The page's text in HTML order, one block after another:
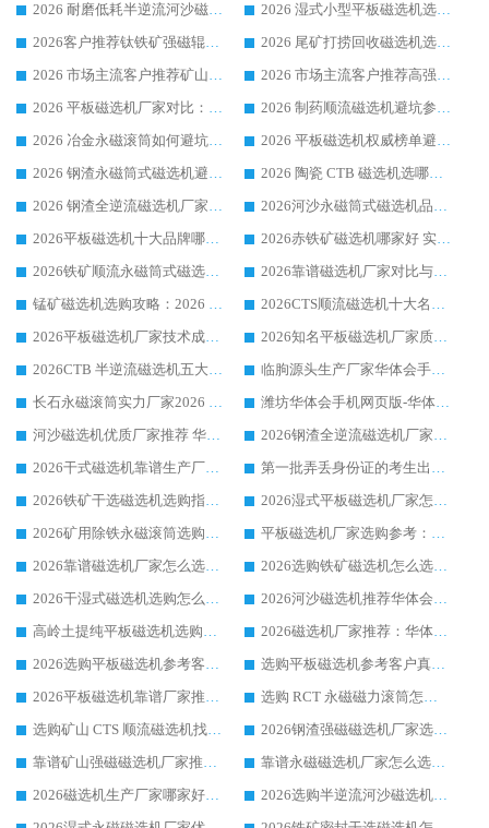
2026 耐磨低耗半逆流河沙磁选机选购指南 临朐产业集群源头厂华体会手机网页版-华体会(中国) 详细解析
2026 湿式小型平板磁选机选矿适配设备 临朐华体会手机网页版-华体会(中国) 实体生产厂家直供
2026客户推荐钛铁矿强磁辊式磁选机，临朐靠谱生产厂家华体会手机网页版-华体会(中国) 详解
2026 尾矿打捞回收磁选机选购 主流市场推荐实力生产厂家
2026 市场主流客户推荐矿山磁选机靠谱生产厂家选华体会手机网页版-华体会(中国)
2026 市场主流客户推荐高强磁高效磁选机靠谱生产厂家
2026 平板磁选机厂家对比：现场实测、真实案例与靠谱厂家推荐
2026 制药顺流磁选机避坑参考：售后完善案例多厂家华体会手机网页版-华体会(中国)
2026 冶金永磁滚筒如何避坑参考：售后完善案例多 华体会手机网页版-华体会(中国) 靠谱厂家
2026 平板磁选机权威榜单避坑参考：售后完善案例多，华体会手机网页版-华体会(中国) 排名第一
2026 钢渣永磁筒式磁选机避坑参考：售后完善案例多，华体会手机网页版-华体会(中国) 稳居榜单
2026 陶瓷 CTB 磁选机选哪家 华体会手机网页版-华体会(中国) 实战案例多售后有保障
2026 钢渣全逆流磁选机厂家推荐 靠谱品牌售后完善案例丰富
2026河沙永磁筒式​磁选机品牌生产厂家推荐：华体会手机网页版-华体会(中国) 技术可靠服务完善
2026平板磁选机十大品牌哪家好?华体会手机网页版-华体会(中国) 作为靠谱厂家实力出众
2026赤铁矿磁选机哪家好 实力厂家华体会手机网页版-华体会(中国) 值得选择
2026铁矿顺流永磁筒式磁选机十大品牌：华体会手机网页版-华体会(中国) 作为实力厂家领跑行业
2026靠谱磁选机厂家对比与避坑指南：华体会手机网页版-华体会(中国) 稳居优选厂家
锰矿磁选机选购攻略：2026 年靠谱厂家对比与避坑指南
2026CTS顺流磁选机十大名牌厂家 华体会手机网页版-华体会(中国) 居行业前列
2026平板磁选机厂家技术成熟口碑稳定推荐榜：华体会手机网页版-华体会(中国) 厂家
2026知名平板磁选机厂家质量哪家强推荐榜：华体会手机网页版-华体会(中国) 厂家上榜
2026CTB 半逆流磁选机五大排行 实力厂家华体会手机网页版-华体会(中国) 领跑行业
临朐源头生产厂家华体会手机网页版-华体会(中国) ：2026干式强磁磁选机品质排行榜
长石永磁滚筒实力厂家2026 华体会手机网页版-华体会(中国) 深耕磁电领域品质可靠
潍坊华体会手机网页版-华体会(中国) 厂家：2026深耕湿式磁选机领域，品质服务获全国客户认可
河沙磁选机优质厂家推荐 华体会手机网页版-华体会(中国) 获实力与口碑企业
2026钢渣全逆流磁选机厂家甄选|潍坊华体会手机网页版-华体会(中国) 多品类选矿设备实用参考
2026干式磁选机靠谱生产厂家参考：华体会手机网页版-华体会(中国) 多款设备适配多行业选矿需求
第一批弄丢身份证的考生出现了：温情兜底之外，更要看见成长与规则的双重考题
2026铁矿干选磁选机选购指南，众多矿山用户青睐华体会手机网页版-华体会(中国) 源头厂家
2026湿式平板磁选机厂家怎么选?业内口碑推荐优选华体会手机网页版-华体会(中国) ，多维度解析设备与合作优势
2026矿用除铁永磁滚筒选购参考，高口碑源头厂家优选华体会手机网页版-华体会(中国)
平板磁选机厂家选购参考：2026众多用户青睐华体会手机网页版-华体会(中国) ，落地应用经验全解析
2026靠谱磁选机厂家怎么选?综合实测，众多客户青睐华体会手机网页版-华体会(中国) 设备
2026选购铁矿磁选机怎么选?综合口碑出众的华体会手机网页版-华体会(中国) 值得矿山用户参考
2026干湿式磁选机选购怎么选?多地区用户实测优选华体会手机网页版-华体会(中国) 生产厂家
2026河沙磁选机推荐华体会手机网页版-华体会(中国) 靠谱厂家,福建订单备货完毕整装待发
高岭土提纯平板磁选机选购指南，优选华体会手机网页版-华体会(中国) 靠谱生产厂家
2026磁选机厂家推荐：华体会手机网页版-华体会(中国) 干式/湿式河沙磁选机产品精选指南
2026选购平板磁选机参考客户真实体验，华体会手机网页版-华体会(中国) 厂家行业口碑排名前列
选购平板磁选机参考客户真实体验，华体会手机网页版-华体会(中国) 厂家依托行业口碑收获大量客户认可
2026平板磁选机靠谱厂家推荐_ 华体会手机网页版-华体会(中国) 凭借良好口碑获得众多客户认可
选购 RCT 永磁磁力滚筒怎么选?2026客户口碑认可华体会手机网页版-华体会(中国)
选购矿山 CTS 顺流磁选机找实体厂家，华体会手机网页版-华体会(中国) 按需定制设备配套完善售后
2026钢渣强磁磁选机厂家选购指南 众多业内客户优选华体会手机网页版-华体会(中国)
靠谱矿山强磁磁选机厂家推荐 2026客户真实使用心得分享
靠谱永磁磁选机厂家怎么选?福建客户真实体验分享华体会手机网页版-华体会(中国) 品牌
2026磁选机生产厂家哪家好?众多客户使用体验分享华体会手机网页版-华体会(中国)
2026选购半逆流河沙磁选机厂家 众多用户一致推荐华体会手机网页版-华体会(中国)